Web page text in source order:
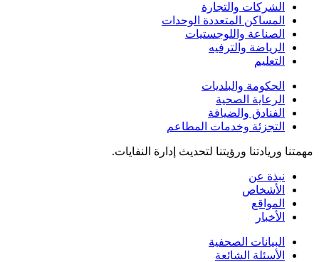
الشركات والتجارة
المساكن المتعددة الوحدات
الصناعة واللوجستيات
الرياضة والترفيه
التعليم
الحكومة والبلديات
الرعاية الصحية
الفنادق والضيافة
التجزئة وخدمات المطاعم
مهمتنا وريادتنا ورؤيتنا لتحديث إدارة النفايات.
نبذة عن
الأشخاص
المواقع
الأخبار
البيانات الصحفية
الأسئلة الشائعة